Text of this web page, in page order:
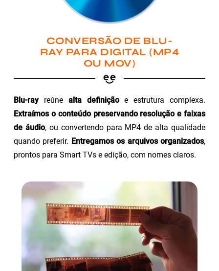
CONVERSÃO DE BLU-
RAY PARA DIGITAL (MP4
OU MOV)
Blu-rayreúne alta definiçãoe estrutura complexa.
Extraímos o conteúdo preservando resolução e faixas
de áudio, ou convertendo para MP4 de alta qualidade
quando preferir. Entregamos os arquivos organizados,
prontos para Smart TVs e edição, com nomes claros.